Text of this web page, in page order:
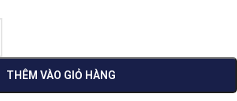
THÊM VÀO GIỎ HÀNG